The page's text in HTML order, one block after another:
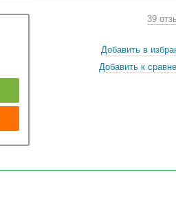
39
Добавить в
Добавить к